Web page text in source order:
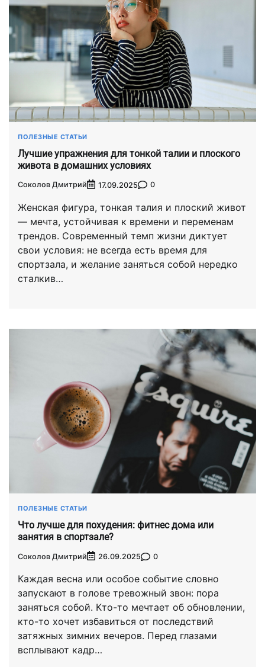
ПОЛЕЗНЫЕ СТАТЬИ
Лучшие упражнения для тонкой талии и плоского
живота в домашних условиях
Соколов Дмитрий 17.09.2025 0
Женская фигура, тонкая талия и плоский живот
— мечта, устойчивая к времени и переменам
трендов. Современный темп жизни диктует
свои условия: не всегда есть время для
спортзала, и желание заняться собой нередко
сталкив…
ПОЛЕЗНЫЕ СТАТЬИ
Что лучше для похудения: фитнес дома или
занятия в спортзале?
Соколов Дмитрий 26.09.2025 0
Каждая весна или особое событие словно
запускают в голове тревожный звон: пора
заняться собой. Кто-то мечтает об обновлении,
кто-то хочет избавиться от последствий
затяжных зимних вечеров. Перед глазами
всплывают кадр…